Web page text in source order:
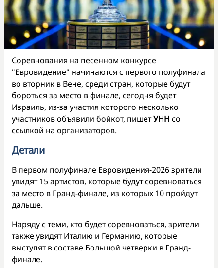
Соревнования на песенном конкурсе
"Евровидение" начинаются с первого полуфинала
во вторник в Вене, среди стран, которые будут
бороться за место в финале, сегодня будет
Израиль, из-за участия которого несколько
участников объявили бойкот, пишетУНН со
ссылкой на организаторов.
Детали
В первом полуфинале Евровидения-2026 зрители
увидят 15 артистов, которые будут соревноваться
за место в Гранд-финале, из которых 10 пройдут
дальше.
Наряду с теми, кто будет соревноваться, зрители
также увидят Италию и Германию, которые
выступят в составе Большой четверки в Гранд-
финале.